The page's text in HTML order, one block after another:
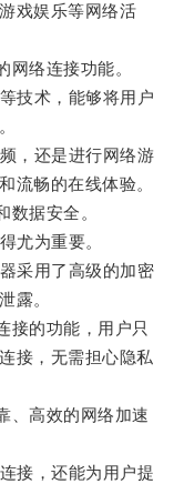
戏娱乐等网络活
络连接功能。
技术，能够将用户
，还是进行网络游
流畅的在线体验。
据安全。
为重要。
采用了高级的加密
露。
的功能，用户只
接，无需担心隐私
高效的网络加速
接，还能为用户提